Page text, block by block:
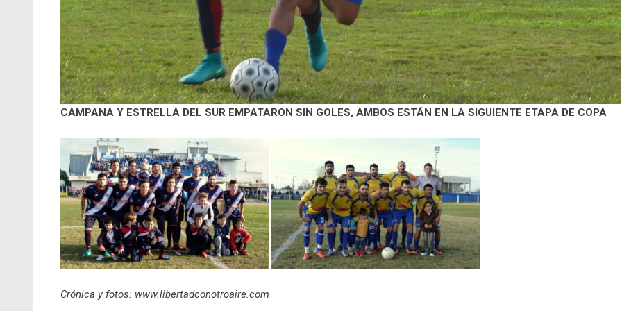
CAMPANA Y ESTRELLA DEL SUR EMPATARON SIN GOLES, AMBOS ESTÁN EN LA SIGUIENTE ETAPA DE COPA
Crónica y fotos: www.libertadconotroaire.com